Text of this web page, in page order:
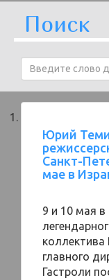
Поиск
Юрий
Санкт-
мае в
9 и 10 мая в
главного
Гастроли